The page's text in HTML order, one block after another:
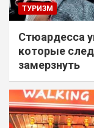
ТУРИЗМ
Стюардесса
которые
замерзнуть